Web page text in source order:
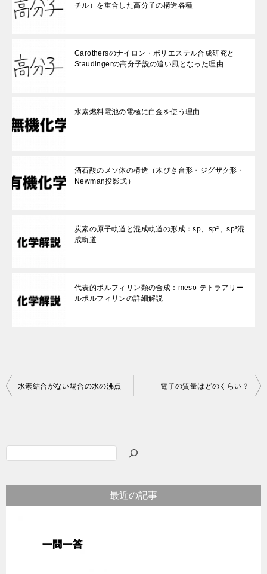
チル）を重合した高分子の構造各種
Carothersのナイロン・ポリエステル合成研究と
Staudingerの高分子説の追い風となった理由
水素燃料電池の電極に白金を使う理由
酒石酸のメソ体の構造（木びき台形・ジグザク形・
Newman投影式）
炭素の原子軌道と混成軌道の形成：sp、sp²、sp³混
成軌道
代表的ポルフィリン類の合成：meso-テトラアリー
ルポルフィリンの詳細解説
投
ゲ
水素結合がない場合の水の沸点 電子の質量はどのくらい？
最近の記事